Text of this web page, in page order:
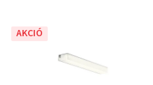
AKCIÓ